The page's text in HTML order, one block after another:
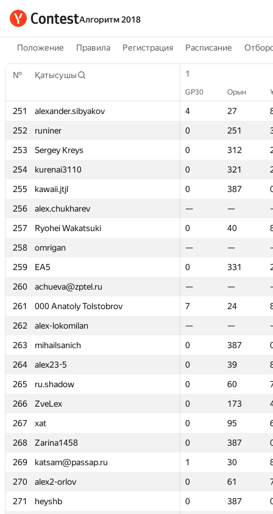
Алгоритм 2018
Положение Правила Регистрация Расписание
№ Қатысушы 1
GP30 Орын
251 alexander.sibyakov 4 27
252
runiner 0 251
253
Sergey Kreys 0 312
254
kurenai3110 0 321
255
kawaii.jtjl 0 387
256
alex.chukharev — —
257
Ryohei Wakatsuki 0 40
258
omrigan — —
259
EA5 0 331
260
achueva@zptel.ru — —
261
000 Anatoly Tolstobrov 7 24
262
alex-lokomilan — —
263
mihailsanich 0 387
264
alex23-5 0 39
265
ru.shadow 0 60
266
ZveLex 0 173
267
xat 0 95
268
Zarina1458 0 387
269
katsam@passap.ru 1 30
270
alex2-orlov 0 61
271
heyshb 0 387
№ Қатысушы 1
GP30 Орын
251 alexander.sibyakov 4 27
252
runiner 0 251
253
Sergey Kreys 0 312
254
kurenai3110 0 321
255
kawaii.jtjl 0 387
256
alex.chukharev — —
257
Ryohei Wakatsuki 0 40
258
omrigan — —
259
EA5 0 331
260
achueva@zptel.ru — —
261
000 Anatoly Tolstobrov 7 24
262
alex-lokomilan — —
263
mihailsanich 0 387
264
alex23-5 0 39
265
ru.shadow 0 60
266
ZveLex 0 173
267
xat 0 95
268
Zarina1458 0 387
269
katsam@passap.ru 1 30
270
alex2-orlov 0 61
271
heyshb 0 387